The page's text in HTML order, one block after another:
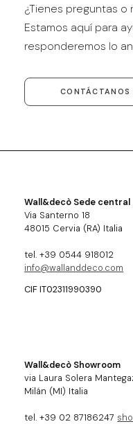
¿Tienes preguntas o
Estamos aquí para
responderemos lo
CONTÁCTANOS
Wall&decò Sede central
Via Santerno 18
48015 Cervia (RA) Italia
tel. +39 0544 918012
info@wallanddeco.com
CIF IT02311990390
Wall&decò Showroom
via Laura Solera
Milán (MI) Italia
tel. +39 02 87186247